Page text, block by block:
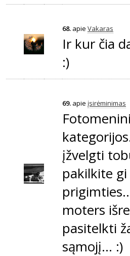
68. apie Vakaras
Ir kur čia
:)
69. apie įsirėminimas
įžvelgti
pakilkite
moters
pasitelkti
sąmojį... :)